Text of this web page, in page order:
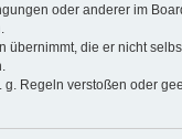
oder anderer im
die er nicht
Regeln verstoßen oder